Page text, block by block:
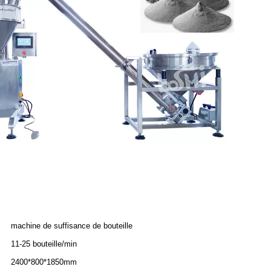
machine de suffisance de bouteille
11-25 bouteille/min
2400*800*1850mm